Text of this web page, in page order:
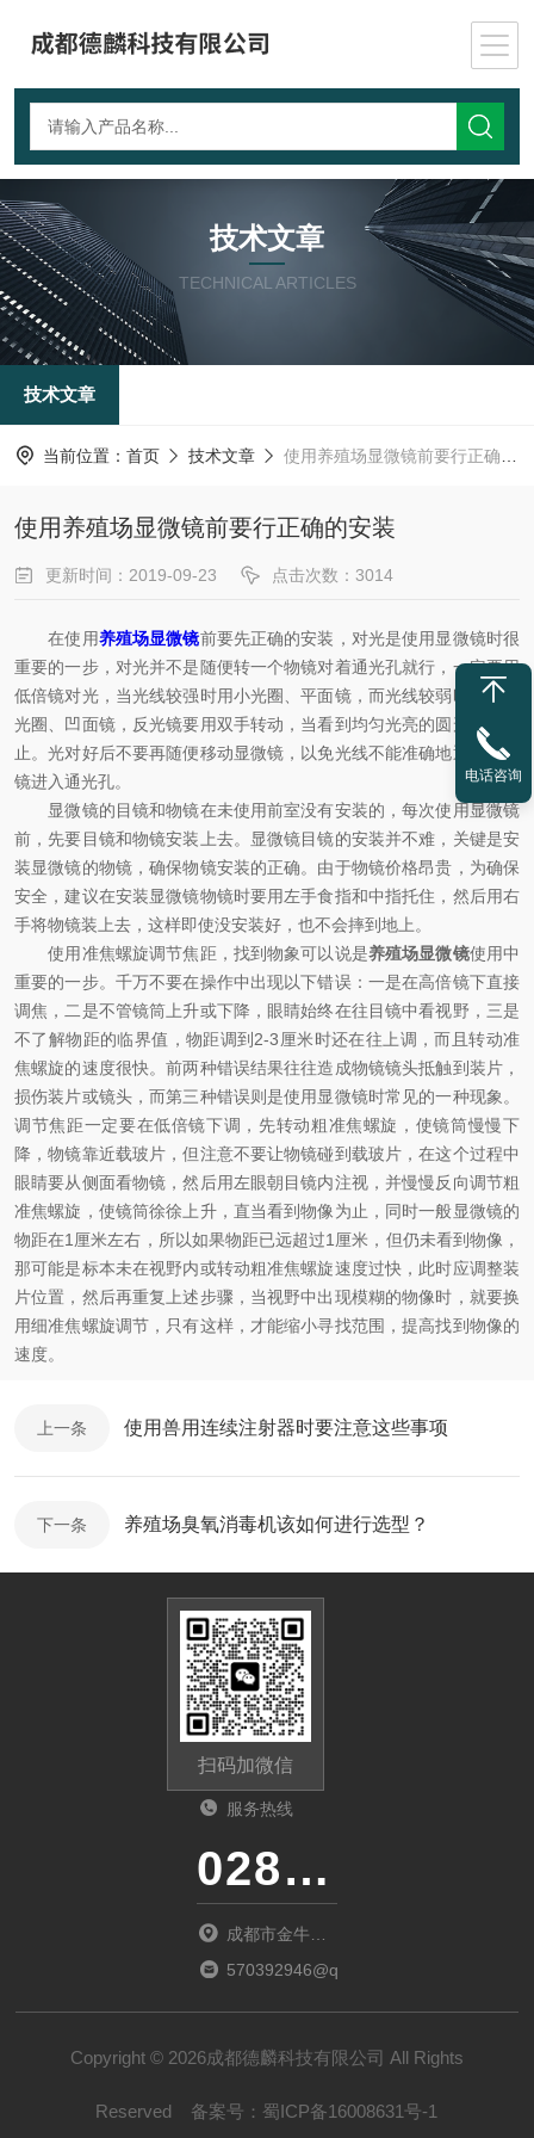
技术文章
TECHNICAL ARTICLES
技术文章
当前位置： 首页 技术文章 使用养殖场显微镜前要行正确的安装
使用养殖场显微镜前要行正确的安装
更新时间：2019-09-23 点击次数：3014
在使用养殖场显微镜前要先正确的安装，对光是使用显微镜时很
重要的一步，对光并不是随便转一个物镜对着通光孔就行，一定要用
低倍镜对光，当光线较强时用小光圈、平面镜，而光线较弱时则用大
光圈、凹面镜，反光镜要用双手转动，当看到均匀光亮的圆形视野为
止。光对好后不要再随便移动显微镜，以免光线不能准确地通过反光
镜进入通光孔。
显微镜的目镜和物镜在未使用前室没有安装的，每次使用显微镜
前，先要目镜和物镜安装上去。显微镜目镜的安装并不难，关键是安
装显微镜的物镜，确保物镜安装的正确。由于物镜价格昂贵，为确保
安全，建议在安装显微镜物镜时要用左手食指和中指托住，然后用右
手将物镜装上去，这样即使没安装好，也不会摔到地上。
使用准焦螺旋调节焦距，找到物象可以说是养殖场显微镜使用中
重要的一步。千万不要在操作中出现以下错误：一是在高倍镜下直接
调焦，二是不管镜筒上升或下降，眼睛始终在往目镜中看视野，三是
不了解物距的临界值，物距调到2-3厘米时还在往上调，而且转动准
焦螺旋的速度很快。前两种错误结果往往造成物镜镜头抵触到装片，
损伤装片或镜头，而第三种错误则是使用显微镜时常见的一种现象。
调节焦距一定要在低倍镜下调，先转动粗准焦螺旋，使镜筒慢慢下
降，物镜靠近载玻片，但注意不要让物镜碰到载玻片，在这个过程中
眼睛要从侧面看物镜，然后用左眼朝目镜内注视，并慢慢反向调节粗
准焦螺旋，使镜筒徐徐上升，直当看到物像为止，同时一般显微镜的
物距在1厘米左右，所以如果物距已远超过1厘米，但仍未看到物像，
那可能是标本未在视野内或转动粗准焦螺旋速度过快，此时应调整装
片位置，然后再重复上述步骤，当视野中出现模糊的物像时，就要换
用细准焦螺旋调节，只有这样，才能缩小寻找范围，提高找到物像的
速度。
上一条 使用兽用连续注射器时要注意这些事项
下一条 养殖场臭氧消毒机该如何进行选型？
扫码加微信
服务热线
028-87741718
成都市金牛区
金府路799号1
570392946@qq.com
Copyright © 2026成都德麟科技有限公司 All Rights
Reserved 备案号： 蜀ICP备16008631号-1
电话咨询